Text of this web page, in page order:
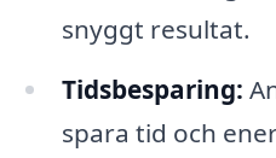
snyggt resultat.
Tidsbesparing:
spara tid och